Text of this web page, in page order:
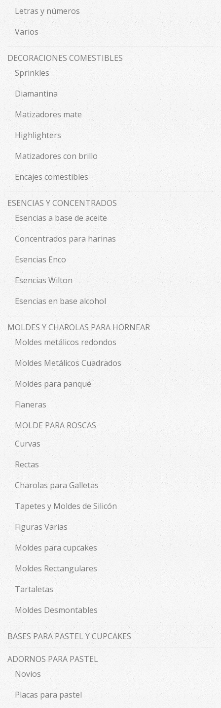
Letras y números
Varios
DECORACIONES COMESTIBLES
Sprinkles
Diamantina
Matizadores mate
Highlighters
Matizadores con brillo
Encajes comestibles
ESENCIAS Y CONCENTRADOS
Esencias a base de aceite
Concentrados para harinas
Esencias Enco
Esencias Wilton
Esencias en base alcohol
MOLDES Y CHAROLAS PARA HORNEAR
Moldes metálicos redondos
Moldes Metálicos Cuadrados
Moldes para panqué
Flaneras
MOLDE PARA ROSCAS
Curvas
Rectas
Charolas para Galletas
Tapetes y Moldes de Silicón
Figuras Varias
Moldes para cupcakes
Moldes Rectangulares
Tartaletas
Moldes Desmontables
BASES PARA PASTEL Y CUPCAKES
ADORNOS PARA PASTEL
Novios
Placas para pastel